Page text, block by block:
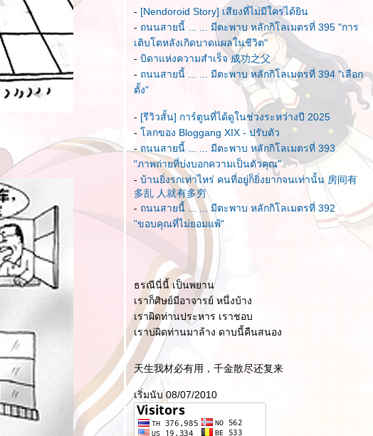
- [Nendoroid Story] เสียงที่ไม่มีใครได้ยิน
- ถนนสายนี้ ... ... มีตะพาบ หลักกิโลเมตรที่ 395 "การ
เติบโตหลังเกิดบาดแผลในชีวิต"
- บิดาแห่งความสำเร็จ 成功之父
- ถนนสายนี้ ... ... มีตะพาบ หลักกิโลเมตรที่ 394 "เลือก
ตั้ง"
- [รีวิวสั้น] การ์ตูนที่ได้ดูในช่วงระหว่างปี 2025
- ลกของ Bloggang XIX - ปรับตัว
- ถนนสายนี้ ... ... มีตะพาบ หลักกิโลเมตรที่ 393
"ภาพถ่ายที่บ่งบอกความเป็นตัวคุณ"
- บ้านยิ่งรกเท่าไหร่ คนที่อยู่ก็ยิ่งยากจนเท่านั้น 房间有
多乱 人就有多穷
- ถนนสายนี้ ... ... มีตะพาบ หลักกิโลเมตรที่ 392
"ขอบคุณที่ไม่ยอมแพ้"
ธรณีนี่นี้ เป็นพยาน
เราก็ศิษย์มีอาจารย์ หนึ่งบ้าง
เราผิดท่านประหาร เราชอบ
เราบ่ผิดท่านมาล้าง ดาบนี้คืนสนอง
天生我材必有用，千金散尽还复来
เริ่มนับ 08/07/2010